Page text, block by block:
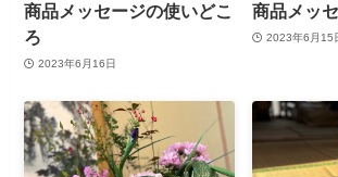
商品メッセージの使いどこ
ろ
2023年6月16日
商品メッ
2023年6月15